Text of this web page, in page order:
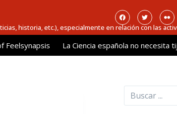
historia, etc.), especialmente en relación con las
Feelsynapsis La Ciencia española no necesita
Buscar